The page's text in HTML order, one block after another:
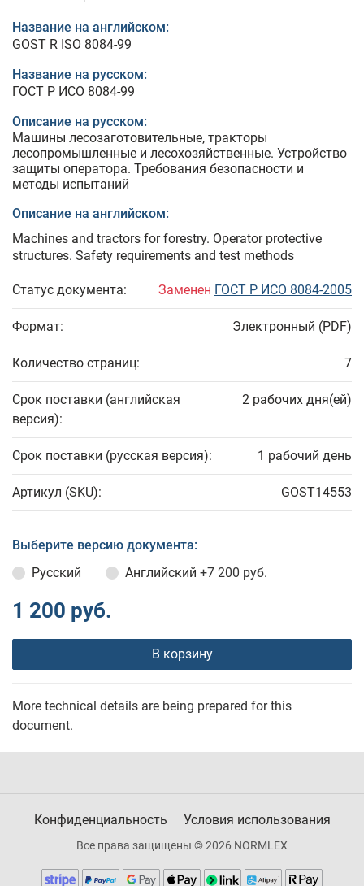
Название на английском:
GOST R ISO 8084-99
Название на русском:
ГОСТ Р ИСО 8084-99
Описание на русском:
Машины лесозаготовительные, тракторы
лесопромышленные и лесохозяйственные. Устройство
защиты оператора. Требования безопасности и
методы испытаний
Описание на английском:
Machines and tractors for forestry. Operator protective
structures. Safety requirements and test methods
Статус документа: Заменен ГОСТ Р ИСО 8084-2005
Формат: Электронный (PDF)
Количество страниц: 7
Срок поставки (английская
версия):
2 рабочих дня(ей)
Срок поставки (русская версия): 1 рабочий день
Артикул (SKU): GOST14553
Выберите версию документа:
Русский
Английский +7 200 руб.
1 200 руб.
В корзину
More technical details are being prepared for this
document.
Конфиденциальность Условия использования
Все права защищены © 2026 NORMLEX